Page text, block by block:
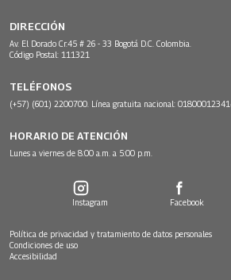
DIRECCIÓN
Av. El Dorado Cr.45 # 26 - 33 Bogotá D.C. Colombia.
Código Postal: 111321
TELÉFONOS
(+57) (601) 2200700. Línea gratuita nacional:
HORARIO DE ATENCIÓN
Lunes a viernes de 8:00 a.m. a 5:00 p.m.
Instagram Facebook
Política de privacidad y tratamiento de datos personales
Condiciones de uso
Accesibilidad